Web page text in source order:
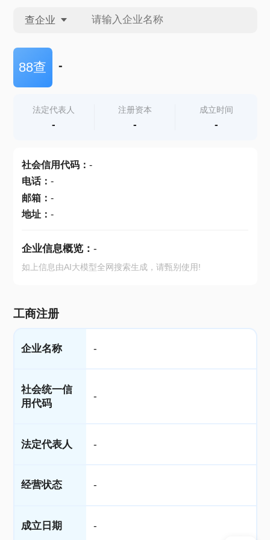
查企业
查企业
查产地
88查 -
法定代表人
-
注册资本
-
成立时间
-
社会信用代码： -
电话： -
邮箱： -
地址： -
企业信息概览： -
如上信息由AI大模型全网搜索生成，请甄别使用!
工商注册
企业名称 -
社会统一信
用代码
-
法定代表人 -
经营状态 -
成立日期 -